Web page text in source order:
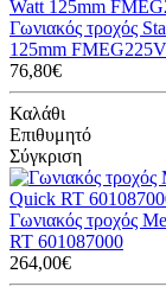
Γωνιακός τροχός
125mm
76,80€
Καλάθι
Επιθυμητό
Σύγκριση
Γωνιακός τροχός
RT 601087000
264,00€